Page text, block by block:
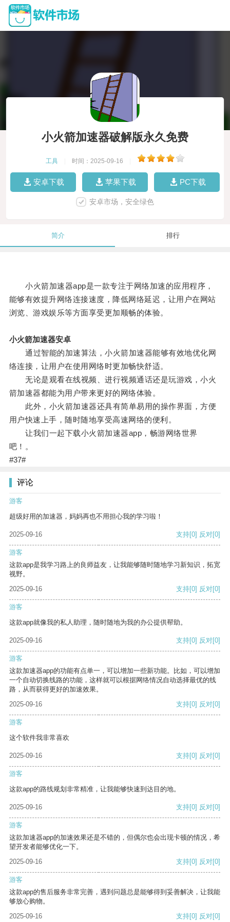
小火箭加速器破解版永久免费
工具 时间：2025-09-16
安卓下载 苹果下载 PC下载
安卓市场，安全绿色
简介 排行
小火箭加速器app是一款专注于网络加速的应用程序，
能够有效提升网络连接速度，降低网络延迟，让用户在网站
浏览、游戏娱乐等方面享受更加顺畅的体验。
小火箭加速器安卓
通过智能的加速算法，小火箭加速器能够有效地优化网
络连接，让用户在使用网络时更加畅快舒适。
无论是观看在线视频、进行视频通话还是玩游戏，小火
箭加速器都能为用户带来更好的网络体验。
此外，小火箭加速器还具有简单易用的操作界面，方便
用户快速上手，随时随地享受高速网络的便利。
让我们一起下载小火箭加速器app，畅游网络世界
吧！。
#37#
评论
游客
超级好用的加速器，妈妈再也不用担心我的学习啦！
2025-09-16 支持[0] 反对[0]
游客
这款app是我学习路上的良师益友，让我能够随时随地学习新知识，拓宽
视野。
2025-09-16
支持[0] 反对[0]
游客
这款app就像我的私人助理，随时随地为我的办公提供帮助。
2025-09-16 支持[0] 反对[0]
游客
这款加速器app的功能有点单一，可以增加一些新功能。比如，可以增加
一个自动切换线路的功能，这样就可以根据网络情况自动选择最优的线
路，从而获得更好的加速效果。
2025-09-16
支持[0] 反对[0]
游客
这个软件我非常喜欢
2025-09-16 支持[0] 反对[0]
游客
这款app的路线规划非常精准，让我能够快速到达目的地。
2025-09-16 支持[0] 反对[0]
游客
这款加速器app的加速效果还是不错的，但偶尔也会出现卡顿的情况，希
望开发者能够优化一下。
2025-09-16
支持[0] 反对[0]
游客
这款app的售后服务非常完善，遇到问题总是能够得到妥善解决，让我能
够放心购物。
2025-09-16
支持[0] 反对[0]